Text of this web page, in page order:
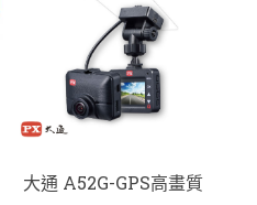
大通 A52G-GPS高畫質